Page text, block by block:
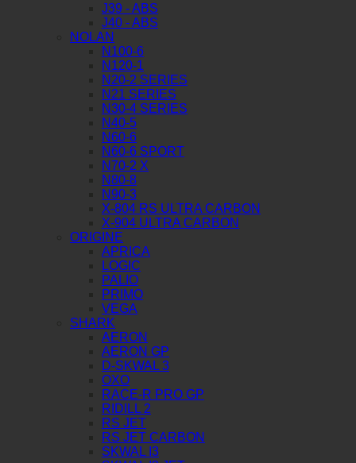
J39 - ABS
J40 - ABS
NOLAN
N100-6
N120-1
N20-2 SERIES
N21 SERIES
N30-4 SERIES
N40-5
N60-6
N60-6 SPORT
N70-2 X
N80-8
N90-3
X-804 RS ULTRA CARBON
X-904 ULTRA CARBON
ORIGINE
APRICA
LOGIC
PALIO
PRIMO
VEGA
SHARK
AERON
AERON GP
D-SKWAL 3
OXO
RACE-R PRO GP
RIDILL 2
RS JET
RS JET CARBON
SKWAL I3